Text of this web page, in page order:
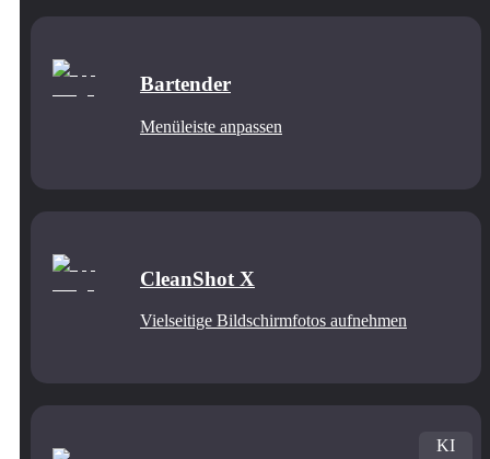
Bartender
Menüleiste anpassen
CleanShot X
Vielseitige Bildschirmfotos aufnehmen
KI